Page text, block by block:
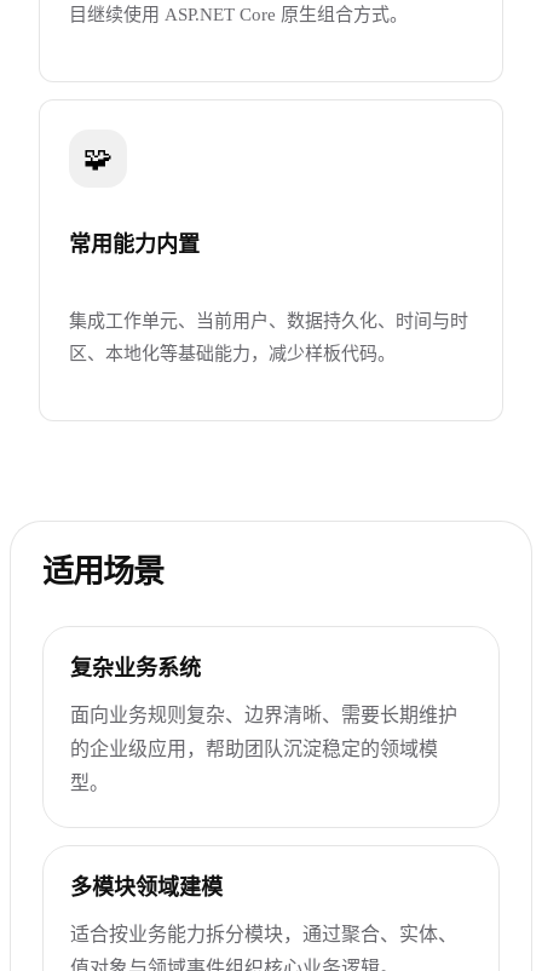
目继续使用 ASP.NET Core 原生组合方式。
🧩
常用能力内置
集成工作单元、当前用户、数据持久化、时间与时
区、本地化等基础能力，减少样板代码。
适用场景
复杂业务系统
面向业务规则复杂、边界清晰、需要长期维护
的企业级应用，帮助团队沉淀稳定的领域模
型。
多模块领域建模
适合按业务能力拆分模块，通过聚合、实体、